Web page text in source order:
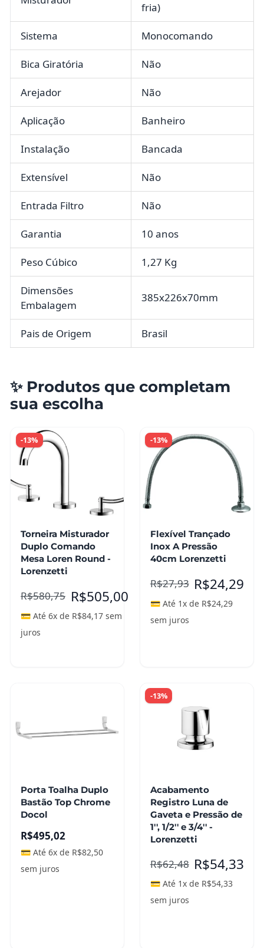
fria)
Sistema Monocomando
Bica Giratória Não
Arejador Não
Aplicação Banheiro
Instalação Bancada
Extensível Não
Entrada Filtro Não
Garantia 10 anos
Peso Cúbico 1,27 Kg
Dimensões
Embalagem
385x226x70mm
Pais de Origem Brasil
✨ Produtos que completam
sua escolha
-13%
Torneira Misturador
Duplo Comando
Mesa Loren Round -
Lorenzetti
R$580,75 R$505,00
💳 Até 6x de R$84,17 sem
juros
-13%
Flexível Trançado
Inox A Pressão
40cm Lorenzetti
R$27,93 R$24,29
💳 Até 1x de R$24,29
sem juros
Porta Toalha Duplo
Bastão Top Chrome
Docol
R$495,02
💳 Até 6x de R$82,50
sem juros
-13%
Acabamento
Registro Luna de
Gaveta e Pressão de
1'', 1/2'' e 3/4'' -
Lorenzetti
R$62,48 R$54,33
💳 Até 1x de R$54,33
sem juros